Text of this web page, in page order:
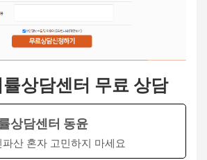
상담센터 무료 상담
상담센터 동윤
산 혼자 고민하지 마세요